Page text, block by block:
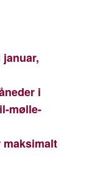
i
mølle-
maksimalt